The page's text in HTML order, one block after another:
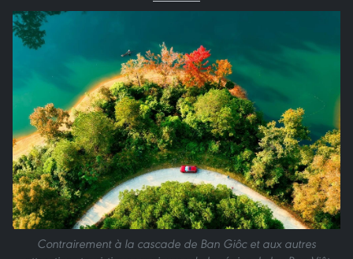
Contrairement à la cascade de Ban Giôc et aux autres